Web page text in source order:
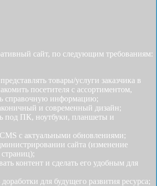
сайт, по следующим требованиям:
товары/услуги заказчика в
посетителя с ассортиментом,
справочную информацию;
и современный дизайн;
под ПК, ноутбуки, планшеты и
с актуальными обновлениями;
сайта (изменение
контент и сделать его удобным для
для будущего развития ресурса;